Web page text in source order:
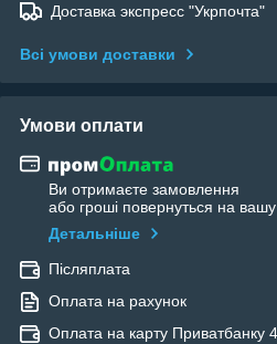
Доставка экспресс "Укрпочта"
Всі умови доставки
Умови оплати
Ви отримаєте замовлення
або гроші повернуться на вашу
Детальніше
Післяплата
Оплата на рахунок
Оплата на карту Приватбанку